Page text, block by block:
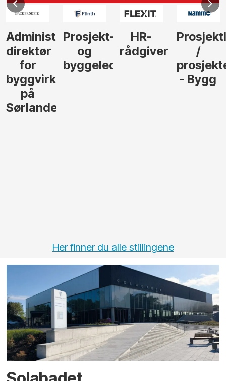
Administrerende
direktør
for
byggvirksomhet
på
Sørlandet
Prosjekt-
og
byggeleder
HR-
rådgiver
/
- Bygg
Her finner du alle stillingene